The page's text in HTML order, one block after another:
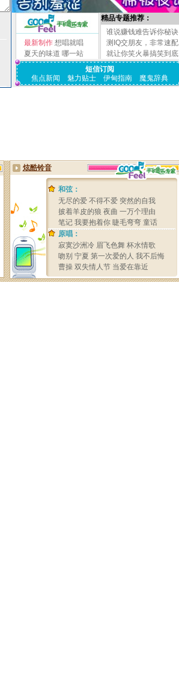
最新制作 想唱就唱
夏天的味道 哪一站
精品专题推荐：
谁说赚钱难告诉你秘诀
测IQ交朋友，非常速配
就让你笑火暴搞笑到底
短信订阅
焦点新闻
魅力贴士 伊甸指南 魔鬼辞典